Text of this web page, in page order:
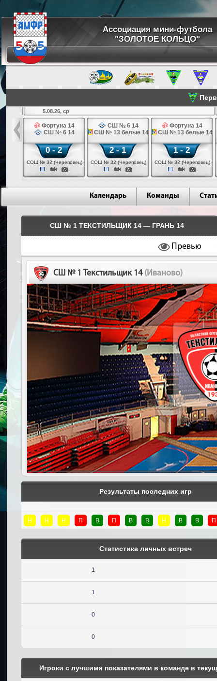
Ассоциация мини-футбола
"ЗОЛОТОЕ КОЛЬЦО"
14
5.08.26, ср
Фортуна 14
СШ № 6 14
0 - 2
СОШ № 32 (Череповец)
СШ № 6 14
СШ № 13 белые 14
2 - 1
СОШ № 32 (Череповец)
Фортуна 14
СШ № 13 белые 14
1 - 2
СОШ № 32 (Череповец)
Календарь Команды
СШ № 1 ТЕКСТИЛЬЩИК 14 — ГРАНЬ 14
Превью
СШ № 1 Текстильщик 14 (Иваново)
Результаты последних игр
Н Н Н П В П В В Н В В П
Статистика личных встреч
1
1
0
0
Игроки с лучшими показателями в команде в